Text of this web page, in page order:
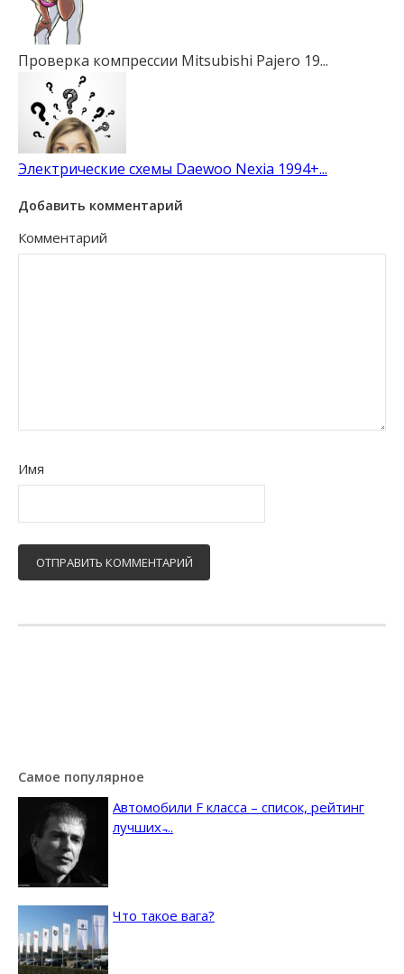
Проверка компрессии Mitsubishi Pajero 19...
Электрические схемы Daewoo Nexia 1994+...
Добавить комментарий
Комментарий
Имя
Самое популярное
Автомобили F класса – список, рейтинг
лучших ̵...
Что такое вага?